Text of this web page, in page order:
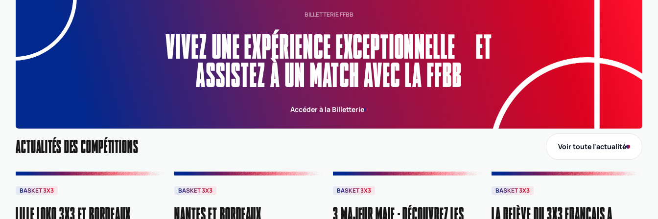
Ligue
ARA AUVERGNE-RHÔNE-ALPES
Comité
ISERE
BILLETTERIE FFBB
VIVEZ UNE EXPÉRIENCE EXCEPTIONNELLE ET
ASSISTEZ À UN MATCH AVEC LA FFBB
Accéder à la Billetterie
ACTUALITÉS DES COMPÉTITIONS Voir toute l'actualité
BASKET 3X3
LILLE LOKO 3X3 ET BORDEAUX
BASKET 3X3
NANTES ET BORDEAUX
BASKET 3X3
3 MAJEUR MAIF : DÉCOUVREZ LES
BASKET 3X3
LA RELÈVE DU 3X3 FRANÇAIS A